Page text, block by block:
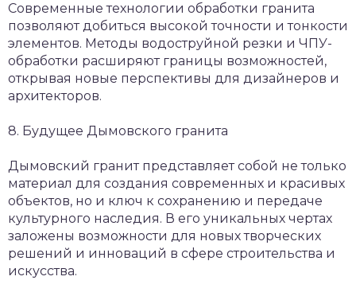
Современные технологии обработки гранита
позволяют добиться высокой точности и тонкости
элементов. Методы водоструйной резки и ЧПУ-
обработки расширяют границы возможностей,
открывая новые перспективы для дизайнеров и
архитекторов.
8. Будущее Дымовского гранита
Дымовский гранит представляет собой не только
материал для создания современных и красивых
объектов, но и ключ к сохранению и передаче
культурного наследия. В его уникальных чертах
заложены возможности для новых творческих
решений и инноваций в сфере строительства и
искусства.